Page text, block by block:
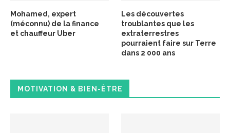
Mohamed, expert
(méconnu) de la finance
et chauffeur Uber
Les découvertes
troublantes que les
extraterrestres
pourraient faire sur Terre
dans 2 000 ans
MOTIVATION & BIEN-ÊTRE